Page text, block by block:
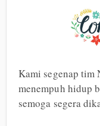
Kami segenap tim
menempuh hidup
semoga segera